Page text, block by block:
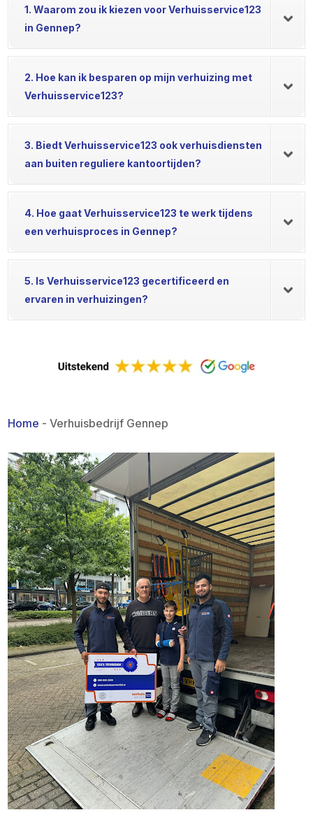
1. Waarom zou ik kiezen voor Verhuisservice123
in Gennep?
2. Hoe kan ik besparen op mijn verhuizing met
Verhuisservice123?
3. Biedt Verhuisservice123 ook verhuisdiensten
aan buiten reguliere kantoortijden?
4. Hoe gaat Verhuisservice123 te werk tijdens
een verhuisproces in Gennep?
5. Is Verhuisservice123 gecertificeerd en
ervaren in verhuizingen?
Home -Verhuisbedrijf Gennep